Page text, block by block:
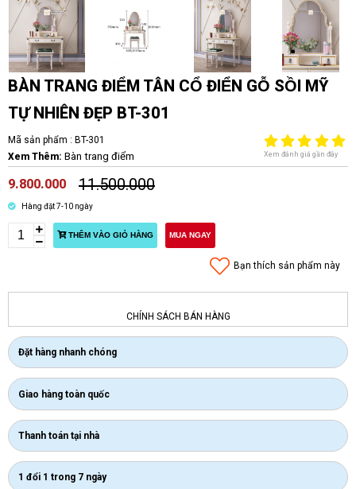
BÀN TRANG ĐIỂM TÂN CỔ ĐIỂN GỖ SỒI MỸ
TỰ NHIÊN ĐẸP BT-301
Mã sản phẩm : BT-301
Xem Thêm: Bàn trang điểm Xem đánh giá gần đây
9.800.000 11.500.000
Hàng đặt 7-10 ngày
THÊM VÀO GIỎ HÀNG MUA NGAY
Bạn thích sản phẩm này
CHÍNH SÁCH BÁN HÀNG
Đặt hàng nhanh chóng
Giao hàng toàn quốc
Thanh toán tại nhà
1 đổi 1 trong 7 ngày